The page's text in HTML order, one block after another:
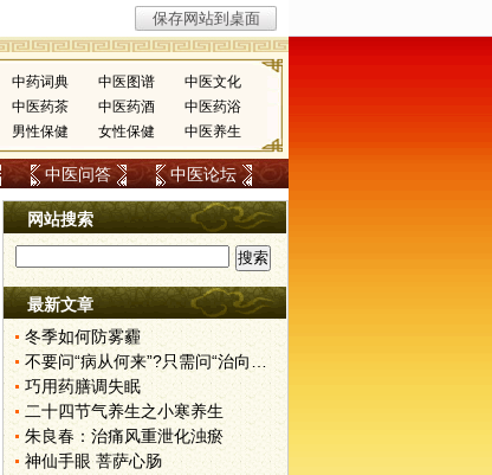
中药词典 中医图谱
中医文化
中医药茶 中医药酒
中医药浴
男性保健 女性保健 中医养生
中医问答 中医论坛
网站搜索
最新文章
冬季如何防雾霾
不要问“病从何来”?只需问“治向何去”?
巧用药膳调失眠
二十四节气养生之小寒养生
朱良春：治痛风重泄化浊瘀
神仙手眼 菩萨心肠